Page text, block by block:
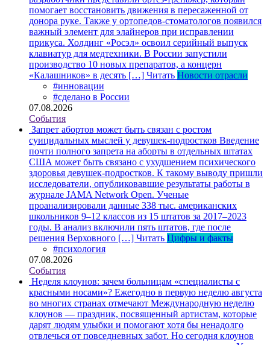
помогает восстановить движения в пересаженной от
донора руке. Также у ортопедов-стоматологов появился
важный элемент для элайнеров при исправлении
прикуса. Холдинг «Росэл» освоил серийный выпуск
клавиатур для медтехники. В России запустили
производство 10 новых препаратов, а концерн
«Калашников» в десять […] Читать Новости отрасли
#инновации
#сделано в России
07.08.2026
События
Запрет абортов может быть связан с ростом
суицидальных мыслей у девушек-подростков Введение
почти полного запрета на аборты в отдельных штатах
США может быть связано с ухудшением психического
здоровья девушек-подростков. К такому выводу пришли
исследователи, опубликовавшие результаты работы в
журнале JAMA Network Open. Ученые
проанализировали данные 338 тыс. американских
школьников 9–12 классов из 15 штатов за 2017–2023
годы. В анализ включили пять штатов, где после
решения Верховного […] Читать Цифры и факты
#психология
07.08.2026
События
Неделя клоунов: зачем больницам «специалисты с
красными носами»? Ежегодно в первую неделю августа
во многих странах отмечают Международную неделю
клоунов — праздник, посвященный артистам, которые
дарят людям улыбки и помогают хотя бы ненадолго
отвлечься от повседневных забот. Но сегодня клоунов